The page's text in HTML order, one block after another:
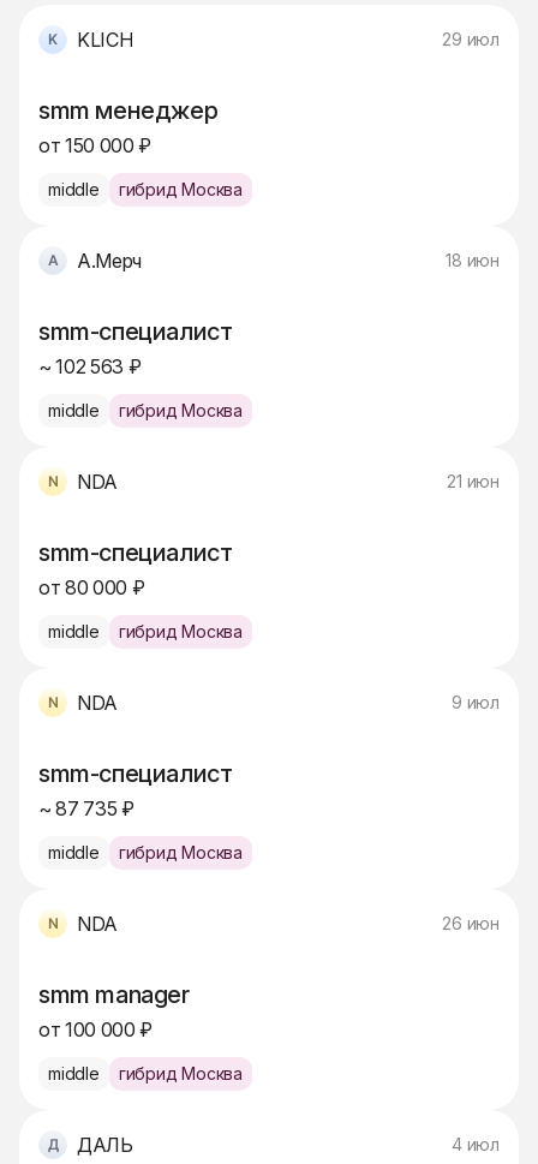
KLICH 29 июл
smm менеджер
от 150 000 ₽
middle гибрид Москва
А.Мерч 18 июн
smm-специалист
~ 102 563 ₽
middle гибрид Москва
NDA 21 июн
smm-специалист
от 80 000 ₽
middle гибрид Москва
NDA 9 июл
smm-специалист
~ 87 735 ₽
middle гибрид Москва
NDA 26 июн
smm manager
от 100 000 ₽
middle гибрид Москва
ДАЛЬ 4 июл